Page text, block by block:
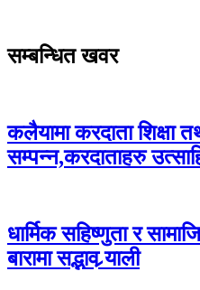
सम्बन्धित खवर
कलैयामा करदाता शिक्षा
सम्पन्न,करदाताहरु
धार्मिक सहिष्णुता र
बारामा सद्भाव र्‍याली